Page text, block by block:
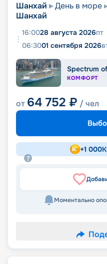
Шанхай День в море
Шанхай
16:0028 августа 2026пт
06:3001 сентября 2026
Spectrum
КОМФОРТ
от 64 752 ₽ / чел
+1 000
Моментально